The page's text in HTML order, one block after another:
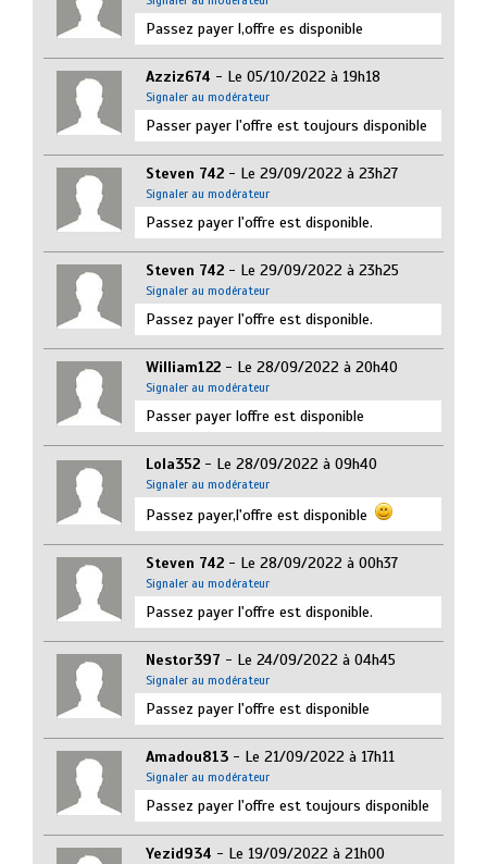
Passez payer l,offre es disponible
Azziz674 - Le 05/10/2022 à 19h18
Signaler au modérateur
Passer payer l'offre est toujours disponible
Steven 742 - Le 29/09/2022 à 23h27
Signaler au modérateur
Passez payer l'offre est disponible.
Steven 742 - Le 29/09/2022 à 23h25
Signaler au modérateur
Passez payer l'offre est disponible.
William122 - Le 28/09/2022 à 20h40
Signaler au modérateur
Passer payer loffre est disponible
Lola352 - Le 28/09/2022 à 09h40
Signaler au modérateur
Passez payer,l'offre est disponible
Steven 742 - Le 28/09/2022 à 00h37
Signaler au modérateur
Passez payer l'offre est disponible.
Nestor397 - Le 24/09/2022 à 04h45
Signaler au modérateur
Passez payer l'offre est disponible
Amadou813 - Le 21/09/2022 à 17h11
Signaler au modérateur
Passez payer l'offre est toujours disponible
Yezid934 - Le 19/09/2022 à 21h00